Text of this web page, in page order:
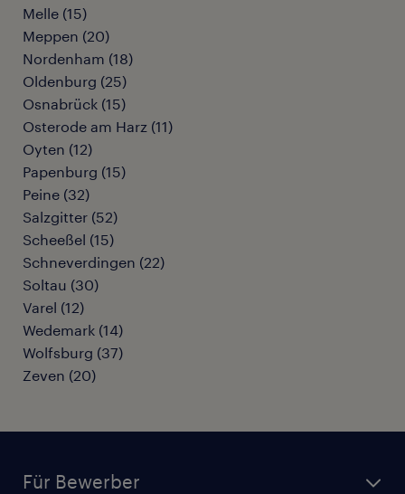
Melle (15)
Meppen (20)
Nordenham (18)
Oldenburg (25)
Osnabrück (15)
Osterode am Harz (11)
Oyten (12)
Papenburg (15)
Peine (32)
Salzgitter (52)
Scheeßel (15)
Schneverdingen (22)
Soltau (30)
Varel (12)
Wedemark (14)
Wolfsburg (37)
Zeven (20)
Für Bewerber